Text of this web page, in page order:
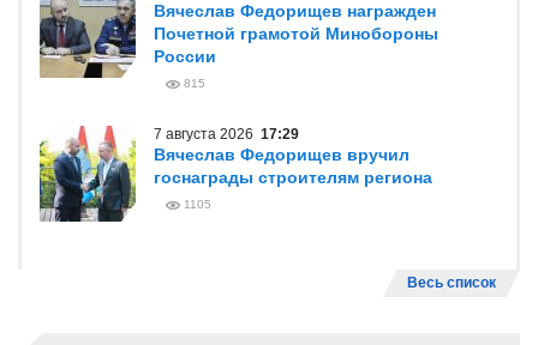
Вячеслав Федорищев награжден
Почетной грамотой Минобороны
России
815
7 августа 2026 17:29
Вячеслав Федорищев вручил
госнаграды строителям региона
1105
Весь список